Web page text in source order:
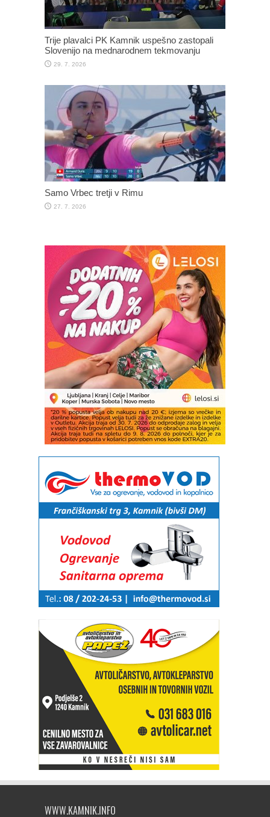
Trije plavalci PK Kamnik uspešno zastopali
Slovenijo na mednarodnem tekmovanju
29. 7. 2026
Samo Vrbec tretji v Rimu
27. 7. 2026
WWW.KAMNIK.INFO